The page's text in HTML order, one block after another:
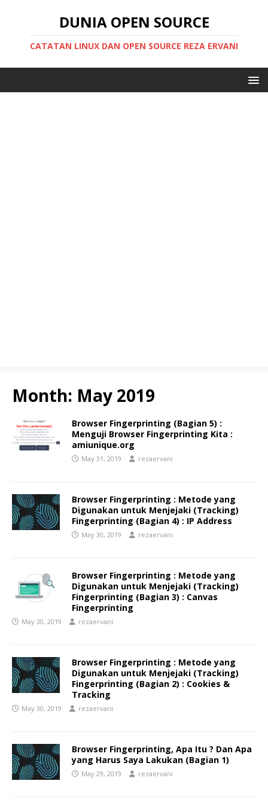
DUNIA OPEN SOURCE
CATATAN LINUX DAN OPEN SOURCE REZA ERVANI
Month: May 2019
Browser Fingerprinting (Bagian 5) :
Menguji Browser Fingerprinting Kita :
amiunique.org
May 31, 2019 rezaervani
Browser Fingerprinting : Metode yang
Digunakan untuk Menjejaki (Tracking)
Fingerprinting (Bagian 4) : IP Address
May 30, 2019 rezaervani
Browser Fingerprinting : Metode yang
Digunakan untuk Menjejaki (Tracking)
Fingerprinting (Bagian 3) : Canvas
Fingerprinting
May 30, 2019 rezaervani
Browser Fingerprinting : Metode yang
Digunakan untuk Menjejaki (Tracking)
Fingerprinting (Bagian 2) : Cookies &
Tracking
May 30, 2019 rezaervani
Browser Fingerprinting, Apa Itu ? Dan Apa
yang Harus Saya Lakukan (Bagian 1)
May 29, 2019 rezaervani